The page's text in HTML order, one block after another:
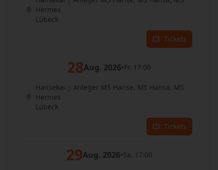
Hermes
Lübeck
Tickets
28Aug. 2026•Fr. 17:00
Hansekai | Anleger MS Hanse, MS Hansa, MS
Hermes
Lübeck
Tickets
29Aug. 2026•Sa. 17:00